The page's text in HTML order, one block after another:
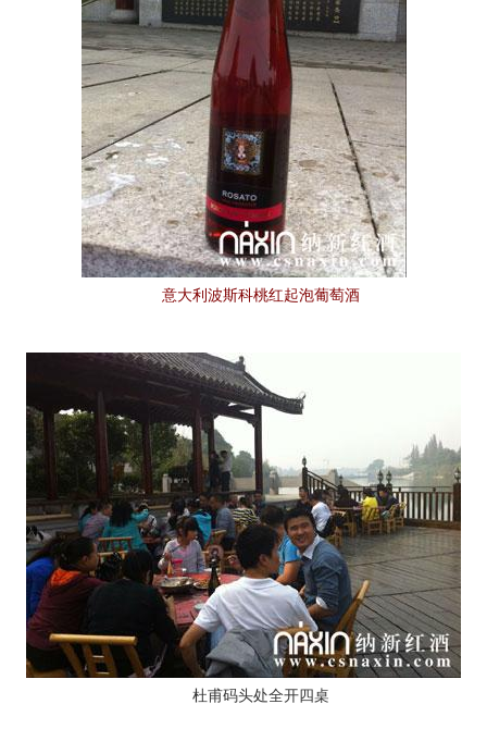
意大利波斯科桃红起泡葡萄酒
杜甫码头处全开四桌